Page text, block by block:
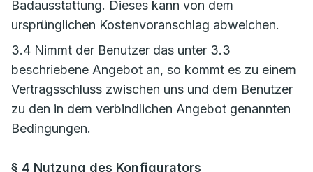
Badausstattung. Dieses kann von dem
ursprünglichen Kostenvoranschlag abweichen.
3.4 Nimmt der Benutzer das unter 3.3
beschriebene Angebot an, so kommt es zu einem
Vertragsschluss zwischen uns und dem Benutzer
zu den in dem verbindlichen Angebot genannten
Bedingungen.
§ 4 Nutzung des Konfigurators